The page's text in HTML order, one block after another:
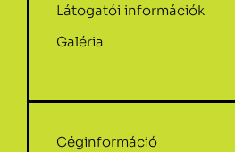
Látogatói információk
Galéria
Céginformáció